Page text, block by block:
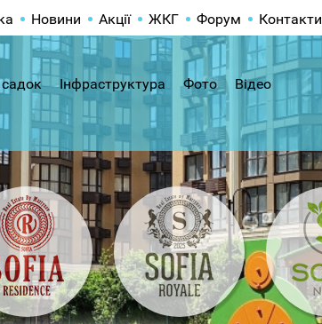
Новини Акції ЖКГ Форум Контакти
Інфраструктура Фото Відео